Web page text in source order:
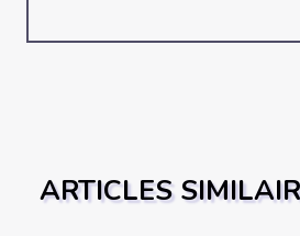
ARTICLES